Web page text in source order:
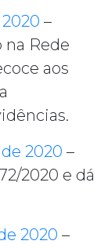
–
na Rede
aos
2020 –
2020 e dá
2020 –